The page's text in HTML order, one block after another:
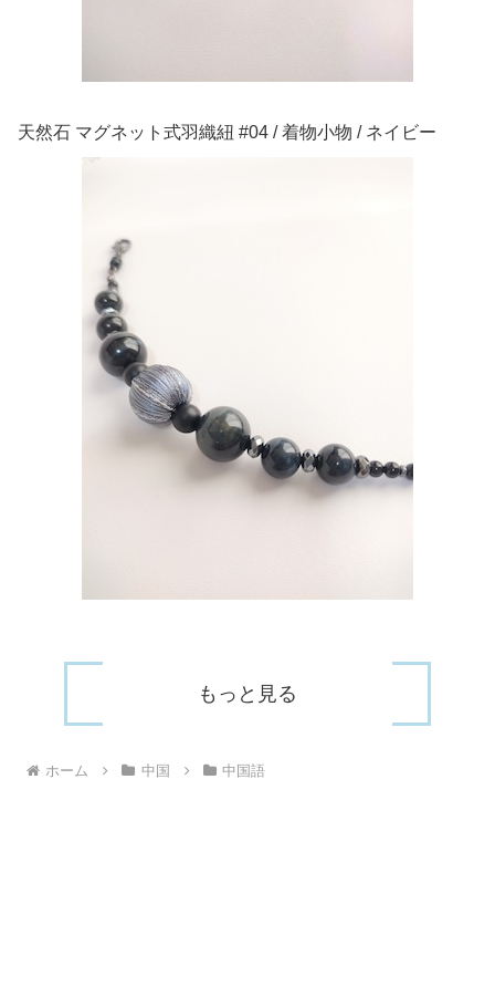
天然石 マグネット式羽織紐 #04 / 着物小物 / ネイビー
もっと見る
ホーム 中国 中国語